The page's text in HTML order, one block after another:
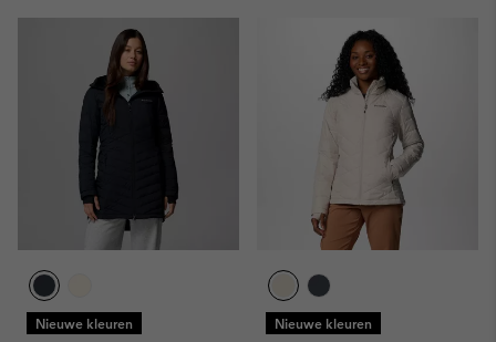
Nieuwe kleuren Nieuwe kleuren